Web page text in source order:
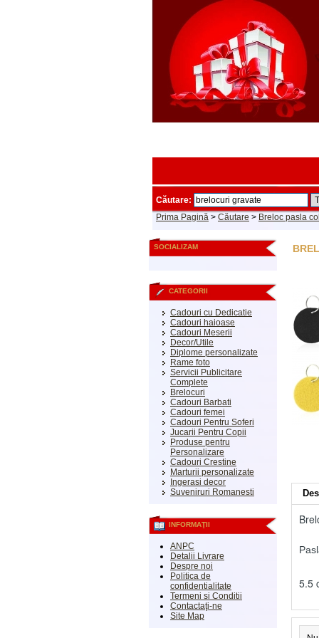
Căutare:
Prima Pagină > Căutare > Breloc pasla
SOCIALIZAM
CATEGORII
Cadouri cu Dedicatie
Cadouri haioase
Cadouri Meserii
Decor/Utile
Diplome personalizate
Rame foto
Servicii Publicitare
Complete
Brelocuri
Cadouri Barbati
Cadouri femei
Cadouri Pentru Soferi
Jucarii Pentru Copii
Produse pentru
Personalizare
Cadouri Crestine
Marturii personalizate
Ingerasi decor
Suveniruri Romanesti
INFORMAŢII
ANPC
Detalii Livrare
Despre noi
Politica de
confidentialitate
Termeni si Conditii
Contactaţi-ne
Site Map
5.5